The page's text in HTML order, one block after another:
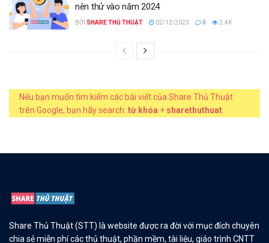
nên thử vào năm 2024
BỞI SHARE THỦ THUẬT 02/12/2023 0 2.4K
Nếu bạn muốn tìm kiếm các bài viết của Share Thủ Thuật
trên Google, bạn hãy search: từ khóa + sharethuthuat
Share Thủ Thuật (STT) là website được ra đời với mục đích chuyên
chia sẻ miễn phí các thủ thuật, phần mềm, tài liệu, giáo trình CNTT